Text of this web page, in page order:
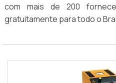
com mais de 200
gratuitamente para todo o